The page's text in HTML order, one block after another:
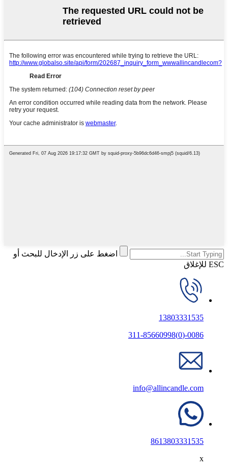
اضغط على زر الإدخال للبحث أو
ESC للإغلاق
13803331535
0086-(0)311-85660998
info@allincandle.com
8613803331535
x